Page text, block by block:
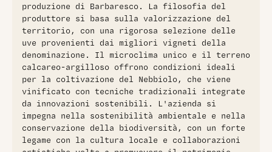
produzione di Barbaresco. La filosofia del
produttore si basa sulla valorizzazione del
territorio, con una rigorosa selezione delle
uve provenienti dai migliori vigneti della
denominazione. Il microclima unico e il terreno
calcareo-argilloso offrono condizioni ideali
per la coltivazione del Nebbiolo, che viene
vinificato con tecniche tradizionali integrate
da innovazioni sostenibili. L'azienda si
impegna nella sostenibilità ambientale e nella
conservazione della biodiversità, con un forte
legame con la cultura locale e collaborazioni